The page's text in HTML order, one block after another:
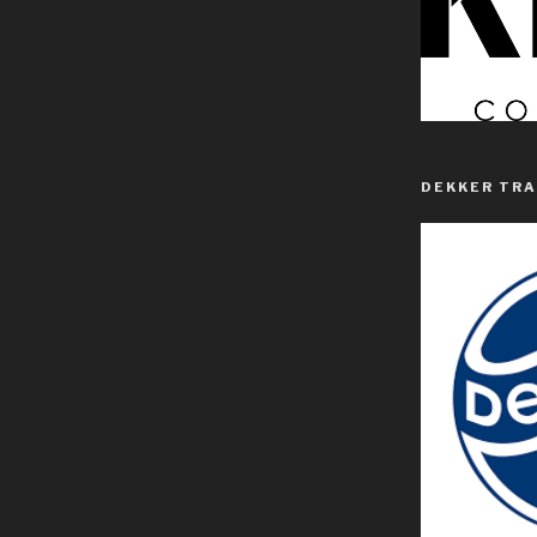
DEKKER